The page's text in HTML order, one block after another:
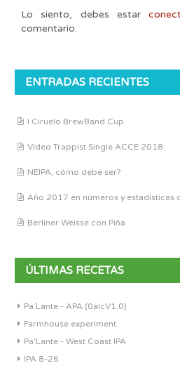
Lo siento, debes estar
comentario.
ENTRADAS RECIENTES
I Ciruelo BrewBand Cup
Vídeo Trappist Single ACCE 2018
NEIPA, cómo debe ser?
Año 2017 en números y estadísticas
Berliner Weisse con Piña
ÚLTIMAS RECETAS
Pa´Lante - APA (0alcV1.0)
Farmhouse experiment
Pa'Lante - West Coast IPA
IPA 8-26